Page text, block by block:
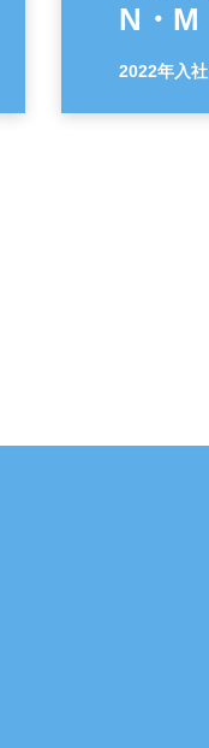
N・M
2022年入社